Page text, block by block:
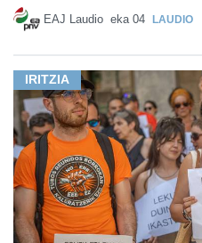
EAJ Laudio eka 04 LAUDIO
IRITZIA